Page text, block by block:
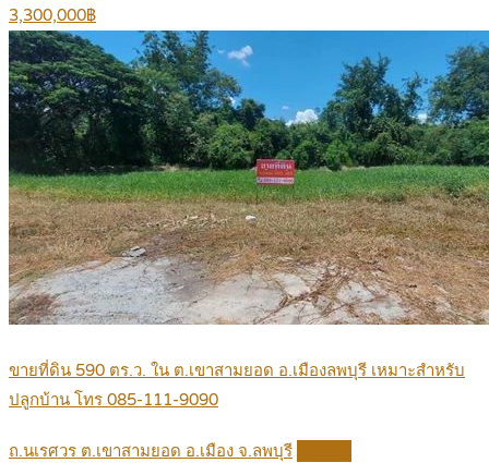
3,300,000฿
ขายที่ดิน 590 ตร.ว. ใน ต.เขาสามยอด อ.เมืองลพบุรี เหมาะสำหรับ
ปลูกบ้าน โทร 085-111-9090
ถ.นเรศวร ต.เขาสามยอด อ.เมือง จ.ลพบุรี